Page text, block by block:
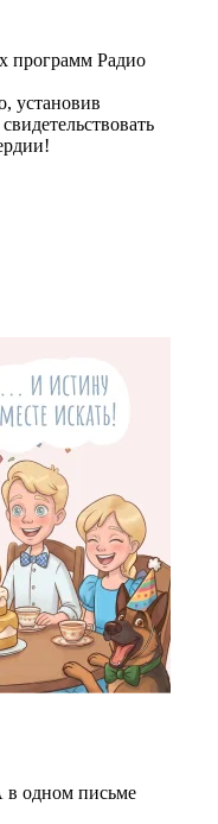
программ Радио
установив
в одном письме